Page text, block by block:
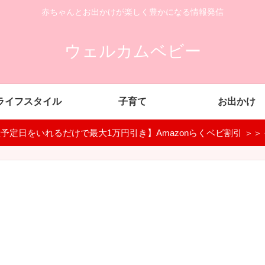
赤ちゃんとお出かけが楽しく豊かになる情報発信
ウェルカムベビー
イフスタイル 子育て お出かけ
定日をいれるだけで最大1万円引き】Amazonらくベビ割引 ＞